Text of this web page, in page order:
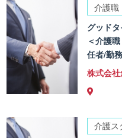
介護職
グッド
＜介護
任者/勤
株式会
介護ス